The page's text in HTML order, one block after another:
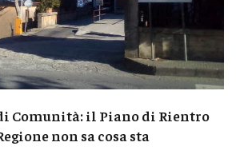
Comunità: il Piano di Rientro
non sa cosa sta